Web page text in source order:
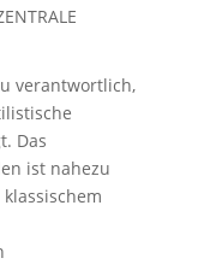
verantwortlich,
Das
ist nahezu